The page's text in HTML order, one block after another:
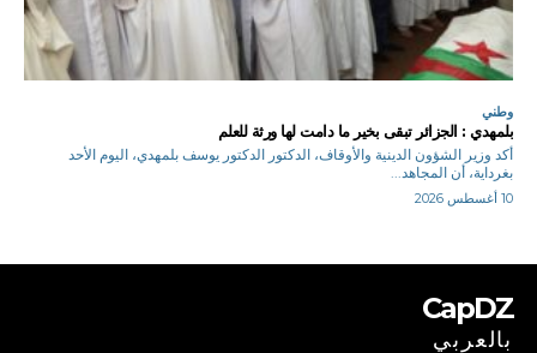
وطني
بلمهدي : الجزائر تبقى بخير ما دامت لها ورثة للعلم
أكد وزير الشؤون الدينية والأوقاف، الدكتور الدكتور يوسف بلمهدي، اليوم الأحد
بغرداية، أن المجاهد...
10 أغسطس 2026
CapDZ
بالعربي